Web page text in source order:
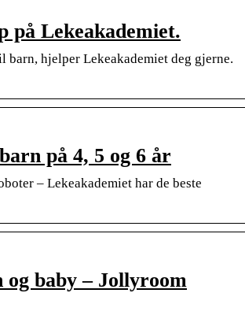
Lekeakademiet.
hjelper Lekeakademiet deg gjerne.
på 4, 5 og 6 år
– Lekeakademiet har de beste
baby – Jollyroom